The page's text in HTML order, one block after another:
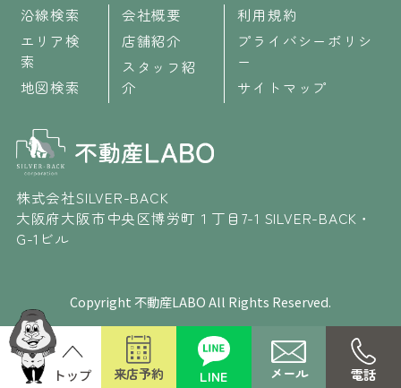
沿線検索
エリア検
索
地図検索
会社概要
店舗紹介
スタッフ紹
介
利用規約
プライバシーポリシ
ー
サイトマップ
株式会社SILVER-BACK
大阪府大阪市中央区博労町１丁目7-1 SILVER-BACK・
G-1ビル
Copyright 不動産LABO All Rights Reserved.
来店予約 LINE メール 電話